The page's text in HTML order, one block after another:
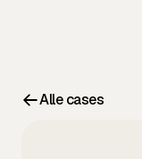
Alle cases